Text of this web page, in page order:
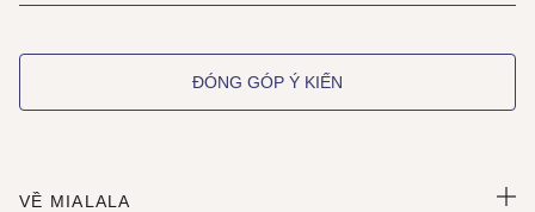
ĐÓNG GÓP Ý KIẾN
VỀ MIALALA